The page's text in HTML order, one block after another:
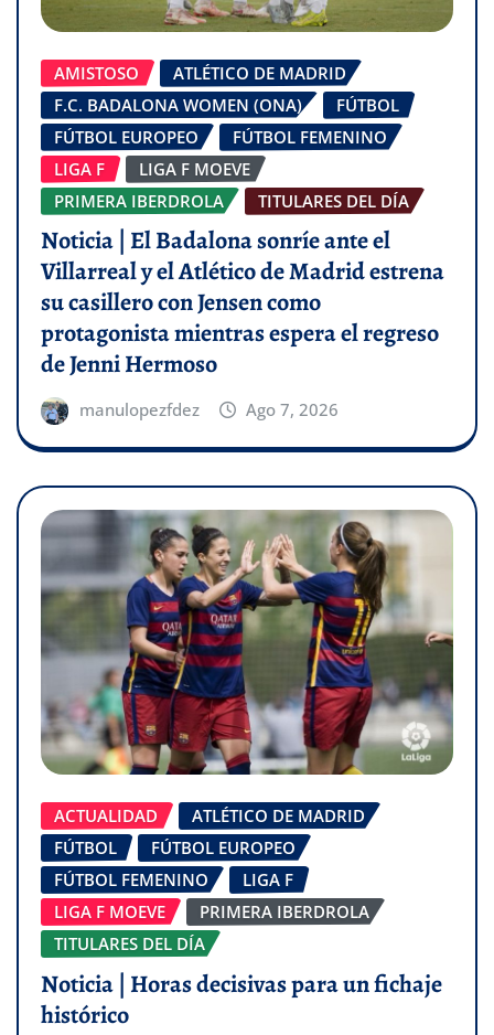
AMISTOSO
ATLÉTICO DE MADRID
F.C. BADALONA WOMEN (ONA)
FÚTBOL
FÚTBOL EUROPEO
FÚTBOL FEMENINO
LIGA F
LIGA F MOEVE
PRIMERA IBERDROLA
TITULARES DEL DÍA
Noticia | El Badalona sonríe ante el
Villarreal y el Atlético de Madrid estrena
su casillero con Jensen como
protagonista mientras espera el regreso
de Jenni Hermoso
manulopezfdez Ago 7, 2026
ACTUALIDAD
ATLÉTICO DE MADRID
FÚTBOL
FÚTBOL EUROPEO
FÚTBOL FEMENINO
LIGA F
LIGA F MOEVE
PRIMERA IBERDROLA
TITULARES DEL DÍA
Noticia | Horas decisivas para un fichaje
histórico